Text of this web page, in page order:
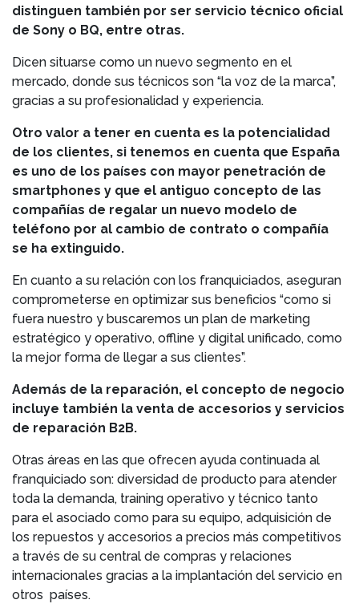
distinguen también por ser servicio técnico oficial
de Sony o BQ, entre otras.
Dicen situarse como un nuevo segmento en el
mercado, donde sus técnicos son “la voz de la marca”,
gracias a su profesionalidad y experiencia.
Otro valor a tener en cuenta es la potencialidad
de los clientes, si tenemos en cuenta que España
es uno de los países con mayor penetración de
smartphones y que el antiguo concepto de las
compañías de regalar un nuevo modelo de
teléfono por al cambio de contrato o compañía
se ha extinguido.
En cuanto a su relación con los franquiciados, aseguran
comprometerse en optimizar sus beneficios “como si
fuera nuestro y buscaremos un plan de marketing
estratégico y operativo, offline y digital unificado, como
la mejor forma de llegar a sus clientes”.
Además de la reparación, el concepto de negocio
incluye también la venta de accesorios y servicios
de reparación B2B.
Otras áreas en las que ofrecen ayuda continuada al
franquiciado son: diversidad de producto para atender
toda la demanda, training operativo y técnico tanto
para el asociado como para su equipo, adquisición de
los repuestos y accesorios a precios más competitivos
a través de su central de compras y relaciones
internacionales gracias a la implantación del servicio en
otros países.